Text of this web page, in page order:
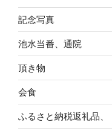
記念写真
池水当番、通院
頂き物
会食
ふるさと納税返礼品、